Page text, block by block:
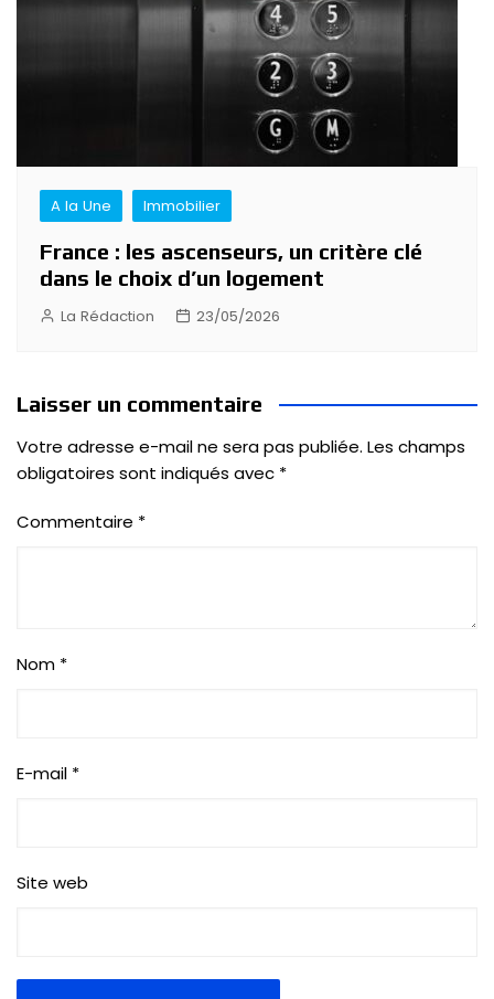
A la Une Immobilier
France : les ascenseurs, un critère clé
dans le choix d’un logement
La Rédaction 23/05/2026
Laisser un commentaire
Votre adresse e-mail ne sera pas publiée. Les champs
obligatoires sont indiqués avec *
Commentaire *
Nom *
E-mail *
Site web